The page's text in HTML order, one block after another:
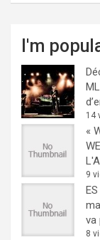
I'm
14
«
9
va
8